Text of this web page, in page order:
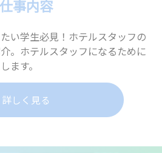
仕事内容
い学生必見！ホテルスタッフの
。ホテルスタッフになるために
ます。
詳しく見る